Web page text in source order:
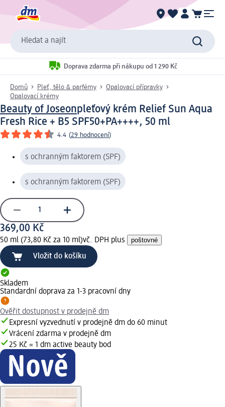
Hledat a najít
Doprava zdarma při nákupu od 1 290 Kč
Domů Pleť, tělo & parfémy
Opalovací přípravky
Opalovací krémy
Beauty of Joseonpleťový krém Relief Sun Aqua
Fresh Rice + B5 SPF50+PA++++, 50 ml
4.4 (29 hodnocení)
s ochranným faktorem (SPF)
s ochranným faktorem (SPF)
369,00 Kč
50 ml (73,80 Kč za 10 ml)vč. DPH plus poštovné
Vložit do košíku
Skladem
Standardní doprava za 1-3 pracovní dny
Ověřit dostupnost v prodejně dm
Expresní vyzvednutí v prodejně dm do 60 minut
Vrácení zdarma v prodejně dm
25 Kč = 1 dm active beauty bod